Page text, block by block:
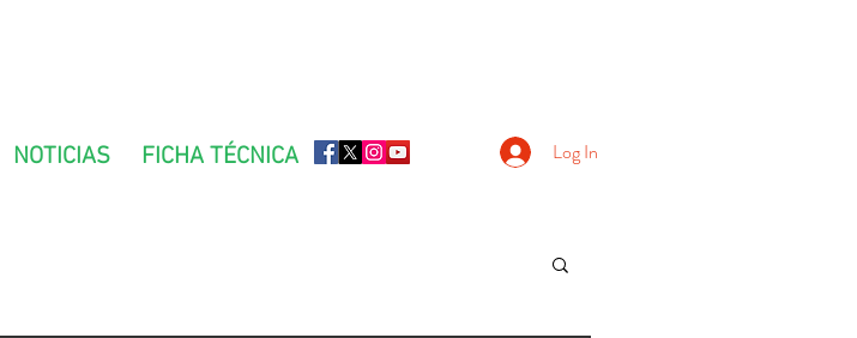
Log In
NOTICIAS FICHA TÉCNICA